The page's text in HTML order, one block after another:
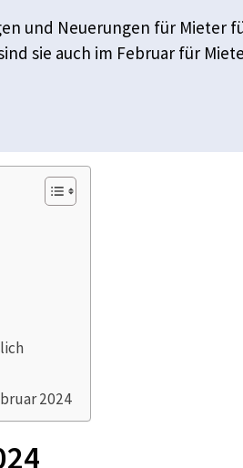
und Neuerungen für Mieter
sie auch im Februar für
2024